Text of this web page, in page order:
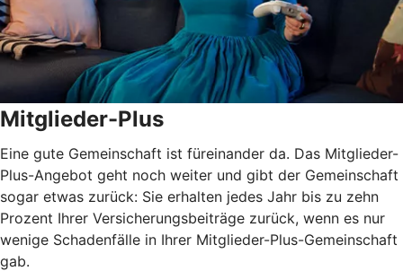
Mitglieder-Plus
Eine gute Gemeinschaft ist füreinander da. Das Mitglieder-
Plus-Angebot geht noch weiter und gibt der Gemeinschaft
sogar etwas zurück: Sie erhalten jedes Jahr bis zu zehn
Prozent Ihrer Versicherungsbeiträge zurück, wenn es nur
wenige Schadenfälle in Ihrer Mitglieder-Plus-Gemeinschaft
gab.